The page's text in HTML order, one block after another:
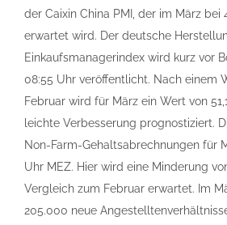
der Caixin China PMI, der im März bei
erwartet wird. Der deutsche
Einkaufsmanagerindex wird kurz vor
08:55 Uhr veröffentlicht. Nach einem
Februar wird für März ein Wert von
leichte Verbesserung prognostiziert.
Non-Farm-Gehaltsabrechnungen für
Uhr MEZ. Hier wird eine Minderung
Vergleich zum Februar erwartet. Im
205.000 neue